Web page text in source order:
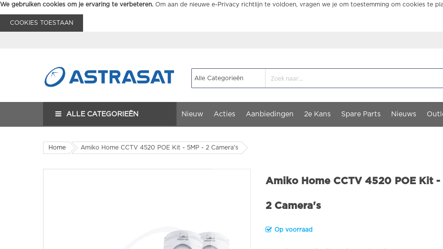
We gebruiken cookies om je ervaring te verbeteren. Om aan de nieuwe e-Privacy richtlijn te voldoen, vragen we je om toestemming om cookies te
COOKIES TOESTAAN
ALLE CATEGORIEËN Nieuw Acties Aanbiedingen 2e Kans Spare Parts Nieuws
Home Amiko Home CCTV 4520 POE Kit - 5MP - 2 Camera's
Amiko Home CCTV 4520 POE Kit -
2 Camera's
Op voorraad